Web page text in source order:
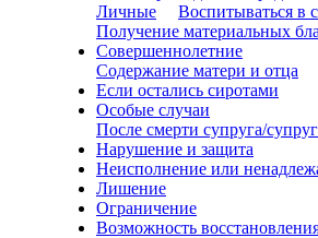
Личные
Воспитываться в
Получение материальных
Совершеннолетние
Содержание матери и отца
Если остались сиротами
Особые случаи
После смерти супруга/
Нарушение и защита
Неисполнение или
Лишение
Ограничение
Возможность